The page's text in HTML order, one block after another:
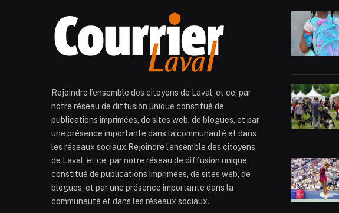
Rejoindre l’ensemble des citoyens de Laval, et ce, par
notre réseau de diffusion unique constitué de
publications imprimées, de sites web, de blogues, et par
une présence importante dans la communauté et dans
les réseaux sociaux.Rejoindre l’ensemble des citoyens
de Laval, et ce, par notre réseau de diffusion unique
constitué de publications imprimées, de sites web, de
blogues, et par une présence importante dans la
communauté et dans les réseaux sociaux.